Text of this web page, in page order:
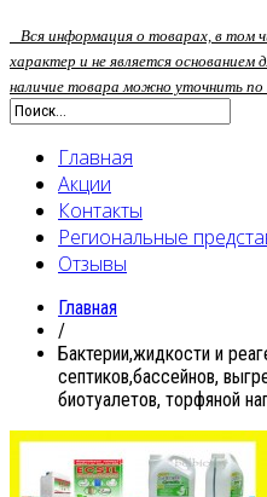
Вся информация о товарах, в том
характер и не является
наличие товара можно уточнить
Главная
Акции
Контакты
Региональные
Отзывы
Главная
/
Бактерии,жидкости и
септиков,бассейнов,
биотуалетов, торфяной